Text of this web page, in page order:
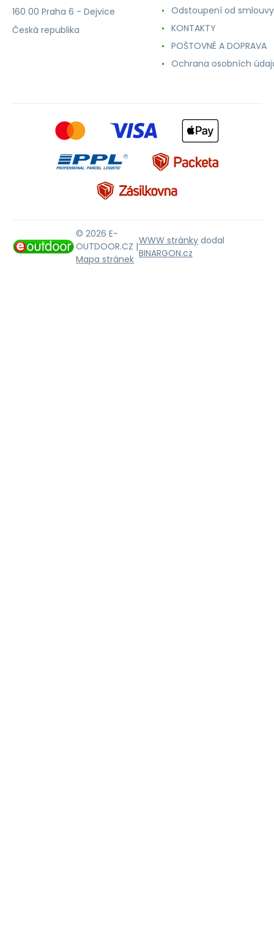
160 00 Praha 6 - Dejvice
Česká republika
Odstoupení od smlouvy
KONTAKTY
POŠTOVNÉ A DOPRAVA
Ochrana osobních
© 2026 E-
OUTDOOR.CZ |
Mapa stránek
WWW stránky dodal
BINARGON.cz